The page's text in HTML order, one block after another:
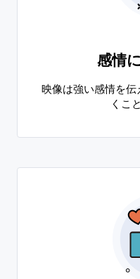
感情
映像は強い感情を
くこ